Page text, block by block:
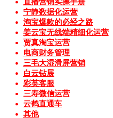
宁静数据化运营
淘宝爆款的必经之路
姜云宝无线端精细化运营
贾真淘宝运营
电商财务管理
三毛大湿滑屏营销
白云钻展
彩英客服
三寿微信运营
云鹤直通车
其他